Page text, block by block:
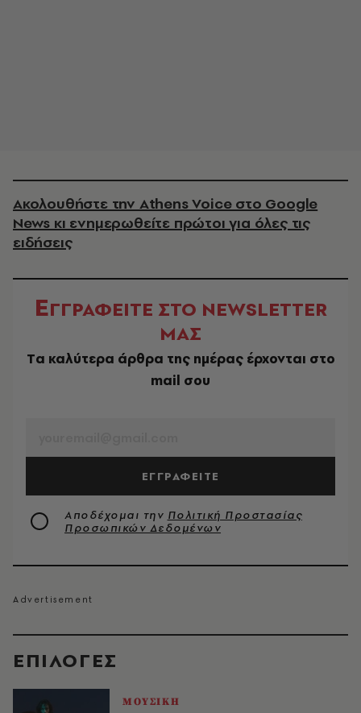
EΠΙΛΟΓΈΣ
ΜΟΥΣΙΚΗ
Ακολουθήστε την Athens Voice στο Google
News κι ενημερωθείτε πρώτοι για όλες τις
ειδήσεις
ΕΓΓΡΑΦΕΙΤΕ ΣΤΟ NEWSLETTER
ΜΑΣ
Tα καλύτερα άρθρα της ημέρας έρχονται στο
mail σου
ΕΓΓΡΑΦΕΙΤΕ
Αποδέχομαι την Πολιτική Προστασίας
Προσωπικών Δεδομένων